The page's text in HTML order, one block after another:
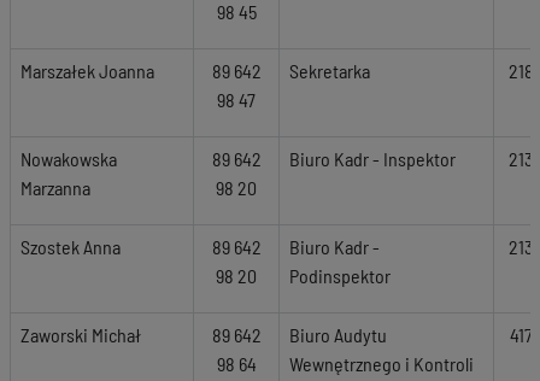
98 45
Marszałek Joanna
89 642
98 47
Sekretarka 218
Nowakowska
Marzanna
89 642
98 20
Biuro Kadr - Inspektor 213
Szostek Anna
89 642
98 20
Biuro Kadr -
Podinspektor
213
Zaworski Michał
89 642
98 64
Biuro Audytu
Wewnętrznego i Kontroli
417